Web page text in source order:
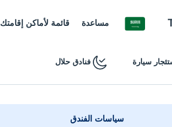
مساعدة قائمة لأماكن إقامتك
سيارة فنادق حلال
سياسات الفندق